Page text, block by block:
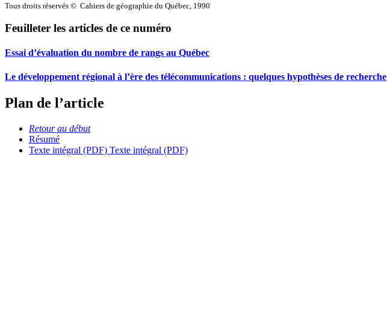
Tous droits réservés © Cahiers de géographie du Québec, 1990
Feuilleter les articles de ce numéro
Essai d’évaluation du nombre de rangs au Québec
Le développement régional à l’ère des télécommunications : quelques hypothèses de recherche
Plan de l’article
Retour au début
Résumé
Texte intégral (PDF) Texte intégral (PDF)